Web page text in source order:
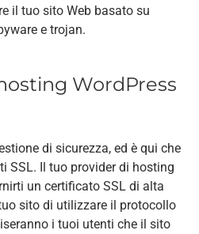
il tuo sito Web basato su
e trojan.
WordPress
di sicurezza, ed è qui che
SSL. Il tuo provider di hosting
un certificato SSL di alta
sito di utilizzare il protocollo
i tuoi utenti che il sito